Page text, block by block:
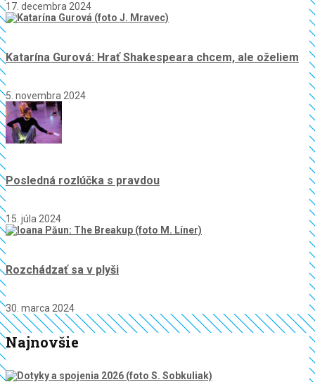
17. decembra 2024
Katarína Gurová: Hrať Shakespeara chcem, ale oželiem
5. novembra 2024
Posledná rozlúčka s pravdou
15. júla 2024
Rozchádzať sa v plyši
30. marca 2024
Najnovšie